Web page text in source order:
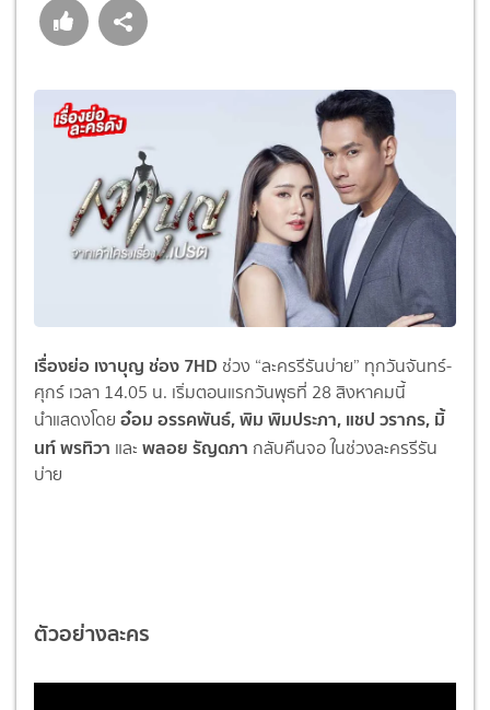
เรื่องย่อ เงาบุญ ช่อง 7HD ช่วง “ละครรีรันบ่าย” ทุกวันจันทร์-
ศุกร์ เวลา 14.05 น. เริ่มตอนแรกวันพุธที่ 28 สิงหาคมนี้
นำแสดงโดย อ๋อม อรรคพันธ์, พิม พิมประภา, แชป วรากร, มิ้
นท์ พรทิวา และ พลอย รัญดภา กลับคืนจอ ในช่วงละครรีรัน
บ่าย
ตัวอย่างละคร